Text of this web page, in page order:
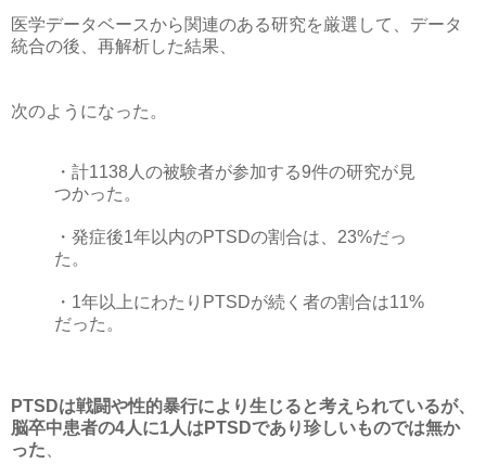
医学データベースから関連のある研究を厳選して、データ
統合の後、再解析した結果、
次のようになった。
・計1138人の被験者が参加する9件の研究が見
つかった。
・発症後1年以内のPTSDの割合は、23%だっ
た。
・1年以上にわたりPTSDが続く者の割合は11%
だった。
PTSDは戦闘や性的暴行により生じると考えられているが、
脳卒中患者の4人に1人はPTSDであり珍しいものでは無か
った